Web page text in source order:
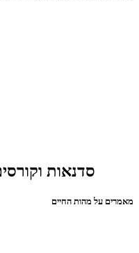
סדנאות
מאמרים על מהות החיים